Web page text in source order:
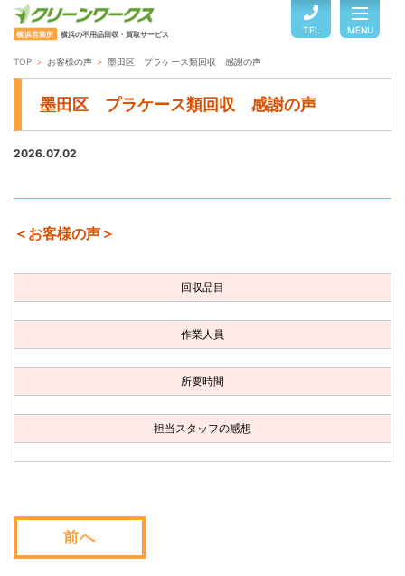
横浜営業所 横浜の不用品回収・買取サービス TEL MENU
TOP
ご利用の流れ
お客様の声
お問い合わせ
会社概要
WEB割引券プレゼント！
TOP お客様の声 墨田区 プラケース類回収 感謝の声
墨田区 プラケース類回収 感謝の声
2026.07.02
＜お客様の声＞
回収品目
作業人員
所要時間
担当スタッフの感想
前へ